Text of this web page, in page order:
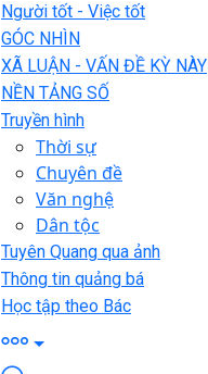
Người tốt - Việc tốt
GÓC NHÌN
XÃ LUẬN - VẤN ĐỀ KỲ NÀY
NỀN TẢNG SỐ
Truyền hình
Thời sự
Chuyên đề
Văn nghệ
Dân tộc
Tuyên Quang qua ảnh
Thông tin quảng bá
Học tập theo Bác